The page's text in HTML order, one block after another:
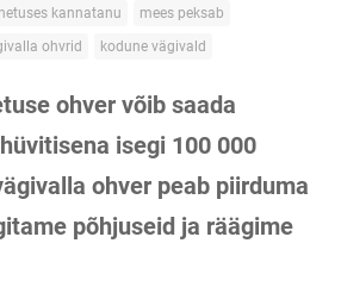
kannatanu
mees peksab
ohvrid kodune vägivald
ohver võib saada
isegi 100 000
ohver peab piirduma
põhjuseid ja räägime